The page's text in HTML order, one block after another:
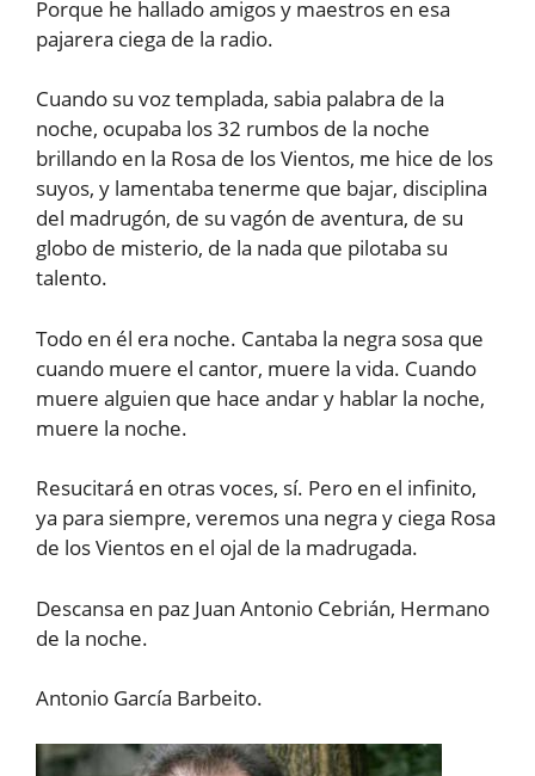
Porque he hallado amigos y maestros en esa
pajarera ciega de la radio.
Cuando su voz templada, sabia palabra de la
noche, ocupaba los 32 rumbos de la noche
brillando en la Rosa de los Vientos, me hice de los
suyos, y lamentaba tenerme que bajar, disciplina
del madrugón, de su vagón de aventura, de su
globo de misterio, de la nada que pilotaba su
talento.
Todo en él era noche. Cantaba la negra sosa que
cuando muere el cantor, muere la vida. Cuando
muere alguien que hace andar y hablar la noche,
muere la noche.
Resucitará en otras voces, sí. Pero en el infinito,
ya para siempre, veremos una negra y ciega Rosa
de los Vientos en el ojal de la madrugada.
Descansa en paz Juan Antonio Cebrián, Hermano
de la noche.
Antonio García Barbeito.